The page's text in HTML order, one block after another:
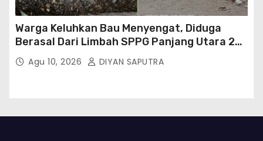
Warga Keluhkan Bau Menyengat, Diduga
Berasal Dari Limbah SPPG Panjang Utara 2
Bandar Lampung
Agu 10, 2026 DIYAN SAPUTRA